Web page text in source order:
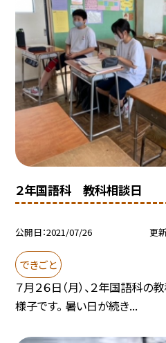
２年国語科 教科相談日
公開日 2021/07/26 更
できごと
７月２６日（月）、２年国語科
様子です。 暑い日が続き...